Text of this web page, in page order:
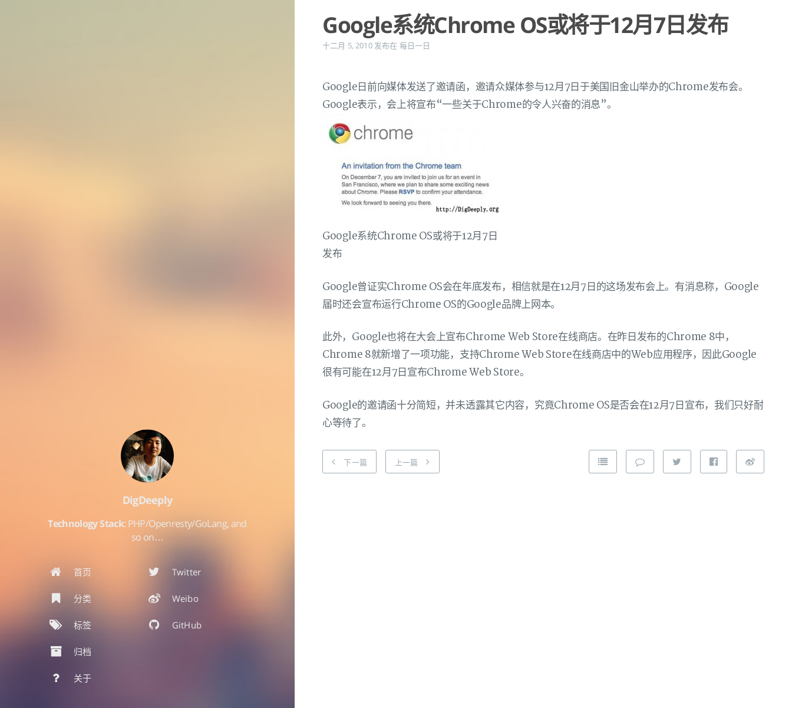
DigDeeply
Technology Stack: PHP/Openresty/GoLang, and
so on…
首页
分类
标签
归档
关于
Twitter
Weibo
GitHub
Google系统Chrome OS或将于12月7日发布
十二月 5, 2010 发布在 每日一日
Google日前向媒体发送了邀请函，邀请众媒体参与12月7日于美国旧金山举办的Chrome发布会。
Google表示，会上将宣布“一些关于Chrome的令人兴奋的消息”。
Google系统Chrome OS或将于12月7日
发布
Google曾证实Chrome OS会在年底发布，相信就是在12月7日的这场发布会上。有消息称，Google
届时还会宣布运行Chrome OS的Google品牌上网本。
此外，Google也将在大会上宣布Chrome Web Store在线商店。在昨日发布的Chrome 8中，
Chrome 8就新增了一项功能，支持Chrome Web Store在线商店中的Web应用程序，因此Google
很有可能在12月7日宣布Chrome Web Store。
Google的邀请函十分简短，并未透露其它内容，究竟Chrome OS是否会在12月7日宣布，我们只好耐
心等待了。
下一篇 上一篇